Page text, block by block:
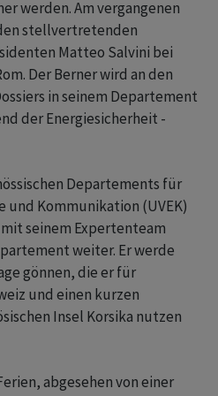
werden. Am vergangenen
stellvertretenden
Matteo Salvini bei
Der Berner wird an den
in seinem Departement
der Energiesicherheit -
Departements für
und Kommunikation (UVEK)
seinem Expertenteam
weiter. Er werde
gönnen, die er für
und einen kurzen
Insel Korsika nutzen
abgesehen von einer